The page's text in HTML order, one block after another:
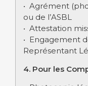
• Agrément
ou de l’ASBL
• Attestation
• Engagement
Représentant
4. Pour les